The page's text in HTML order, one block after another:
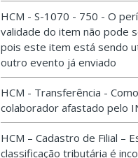
HCM - S-1070 - 750 - O
validade do item não pode
pois este item está sendo
outro evento já enviado
HCM - Transferência -
colaborador afastado pelo
HCM – Cadastro de Filial –
classificação tributária é